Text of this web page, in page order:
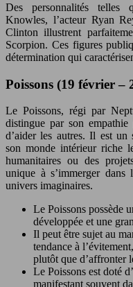
Des personnalités telles
Knowles, l’acteur Ryan
Clinton illustrent
Scorpion. Ces figures
détermination qui
Poissons (19 février –
Le Poissons, régi par
distingue par son
d’aider les autres. Il est un
son monde intérieur riche
humanitaires ou des
unique à s’immerger
univers imaginaires.
Le Poissons possède
développée et une
Il peut être sujet au
tendance à
plutôt que d’affronter
Le Poissons est doté
manifestant souvent